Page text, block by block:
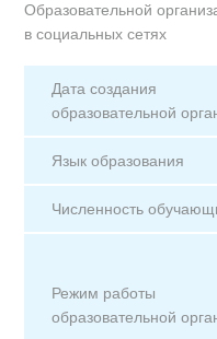
Образовательной
в социальных сетях
Дата создания
образовательной
Язык образования
Численность
Режим работы
образовательной